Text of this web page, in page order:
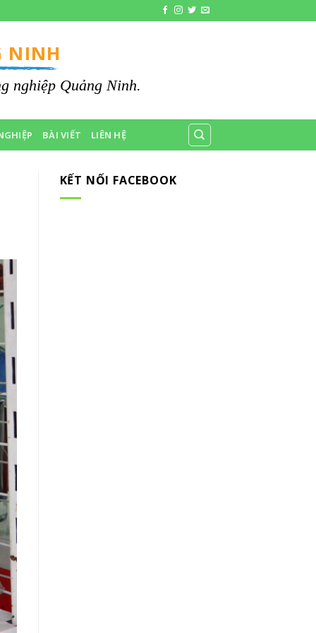
NINH
nghiệp Quảng Ninh.
BÀI VIẾT LIÊN HỆ
KẾT NỐI FACEBOOK